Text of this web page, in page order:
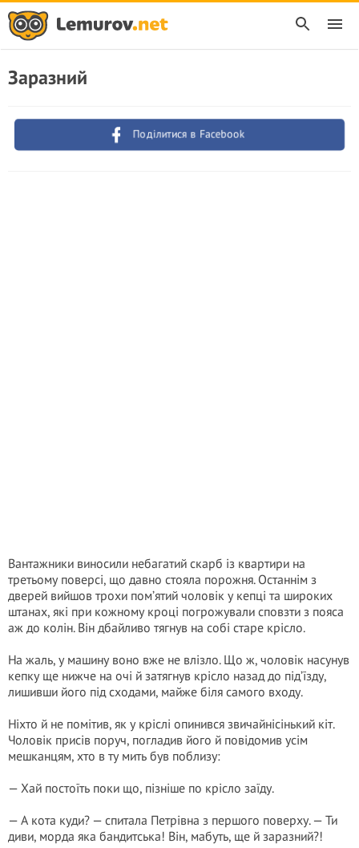
Заразний
Поділитися в Facebook
Вантажники виносили небагатий скарб із квартири на
третьому поверсі, що давно стояла порожня. Останнім з
дверей вийшов трохи пом’ятий чоловік у кепці та широких
штанах, які при кожному кроці погрожували сповзти з пояса
аж до колін. Він дбайливо тягнув на собі старе крісло.
На жаль, у машину воно вже не влізло. Що ж, чоловік насунув
кепку ще нижче на очі й затягнув крісло назад до під’їзду,
лишивши його під сходами, майже біля самого входу.
Ніхто й не помітив, як у кріслі опинився звичайнісінький кіт.
Чоловік присів поруч, погладив його й повідомив усім
мешканцям, хто в ту мить був поблизу:
— Хай постоїть поки що, пізніше по крісло заїду.
— А кота куди? — спитала Петрівна з першого поверху. — Ти
диви, морда яка бандитська! Він, мабуть, ще й заразний?!